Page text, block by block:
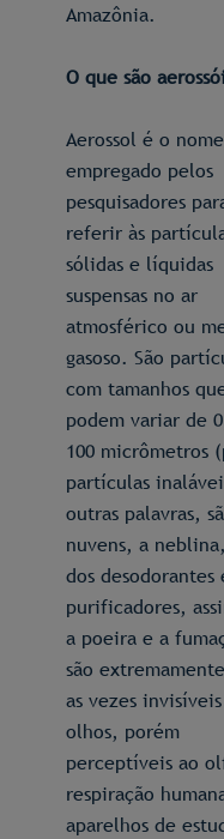
Amazônia.
O que são
Aerossol é o nome
empregado pelos
pesquisadores
referir às
sólidas e líquidas
suspensas no ar
atmosférico ou
gasoso. São
com tamanhos
podem variar de
100 micrômetros
partículas
outras palavras,
nuvens, a
dos desodorantes
purificadores,
a poeira e a
são
as vezes
olhos, porém
perceptíveis ao
respiração
aparelhos de